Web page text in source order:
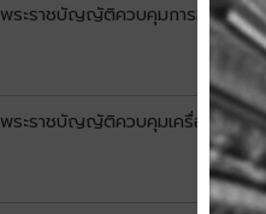
พระราชบัญญัติควบคุมการฆ่าสัตว์เพื่
พระราชบัญญัติควบคุมเครื่องดื่มแอล